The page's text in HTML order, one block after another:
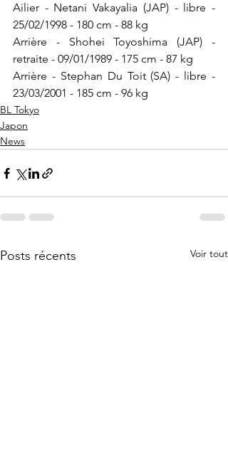
Ailier - Netani Vakayalia (JAP) - libre -
25/02/1998 - 180 cm - 88 kg
Arrière - Shohei Toyoshima (JAP) -
retraite - 09/01/1989 - 175 cm - 87 kg
Arrière - Stephan Du Toit (SA) - libre -
23/03/2001 - 185 cm - 96 kg
BL Tokyo
Japon
News
Posts récents Voir tout